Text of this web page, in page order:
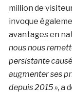
million de
invoque
avantages en
nous nous
persistante
augmenter ses
depuis 2015 », a